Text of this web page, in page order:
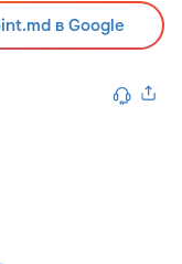
в Google